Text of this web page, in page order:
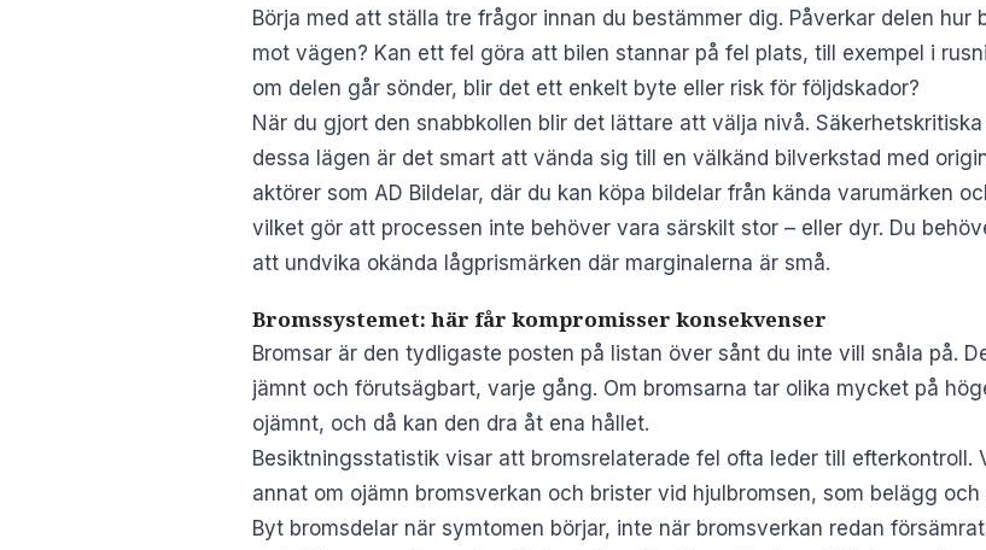
Börja med att ställa tre frågor innan du bestämmer dig. Påverkar delen hur
mot vägen? Kan ett fel göra att bilen stannar på fel plats, till exempel i
om delen går sönder, blir det ett enkelt byte eller risk för följdskador?
När du gjort den snabbkollen blir det lättare att välja nivå.
dessa lägen är det smart att vända sig till en välkänd bilverkstad med
aktörer som AD Bildelar, där du kan köpa bildelar från kända varumärken
vilket gör att processen inte behöver vara särskilt stor – eller dyr. Du
att undvika okända lågprismärken där marginalerna är små.
Bromssystemet: här får kompromisser konsekvenser
Bromsar är den tydligaste posten på listan över sånt du inte vill snåla på.
jämnt och förutsägbart, varje gång. Om bromsarna tar olika mycket på
ojämnt, och då kan den dra åt ena hållet.
Besiktningsstatistik visar att bromsrelaterade fel ofta leder till efterkontroll.
annat om ojämn bromsverkan och brister vid hjulbromsen, som belägg och
Byt bromsdelar när symtomen börjar, inte när bromsverkan redan